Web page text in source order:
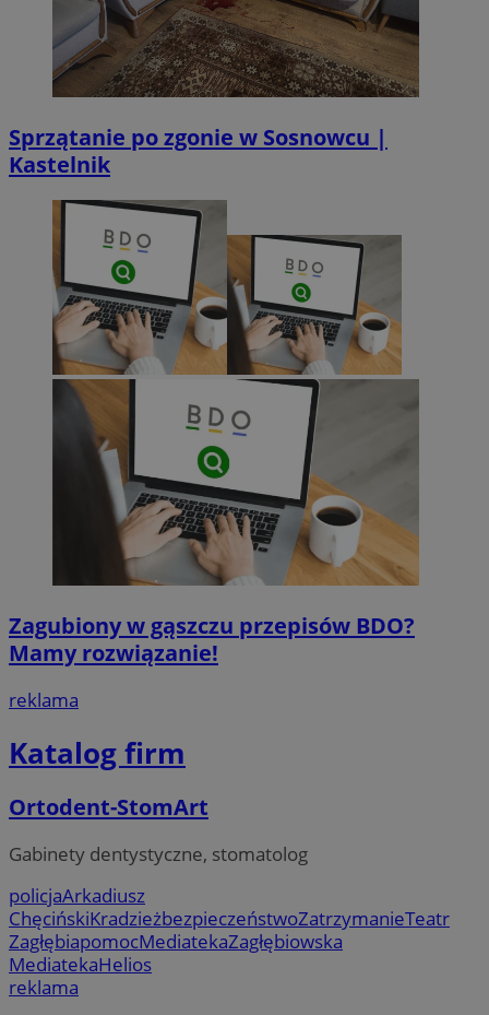
Sprzątanie po zgonie w Sosnowcu |
Kastelnik
Zagubiony w gąszczu przepisów BDO?
Mamy rozwiązanie!
reklama
Katalog firm
Ortodent-StomArt
Gabinety dentystyczne, stomatolog
policjaArkadiusz
ChęcińskiKradzieżbezpieczeństwoZatrzymanieTeatr
ZagłębiapomocMediatekaZagłębiowska
MediatekaHelios
reklama